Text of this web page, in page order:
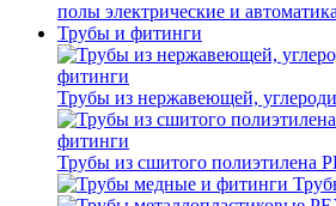
полы электрические и автоматика
Трубы и фитинги
Трубы из нержавеющей,
Трубы из сшитого полиэтилена